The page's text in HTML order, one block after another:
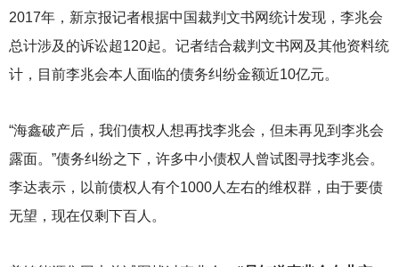
2017年，新京报记者根据中国裁判文书网统计发现，李兆会
总计涉及的诉讼超120起。记者结合裁判文书网及其他资料统
计，目前李兆会本人面临的债务纠纷金额近10亿元。
“海鑫破产后，我们债权人想再找李兆会，但未再见到李兆会
露面。”债务纠纷之下，许多中小债权人曾试图寻找李兆会。
李达表示，以前债权人有个1000人左右的维权群，由于要债
无望，现在仅剩下百人。